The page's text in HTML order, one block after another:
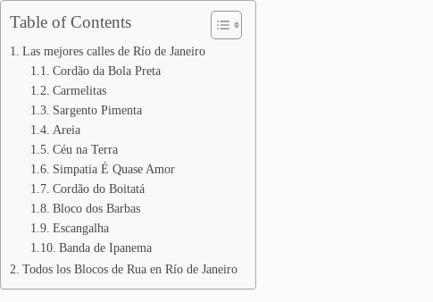
Table of Contents
Las mejores calles de Río de Janeiro
Cordão da Bola Preta
Carmelitas
Sargento Pimenta
Areia
Céu na Terra
Simpatia É Quase Amor
Cordão do Boitatá
Bloco dos Barbas
Escangalha
Banda de Ipanema
Todos los Blocos de Rua en Río de Janeiro